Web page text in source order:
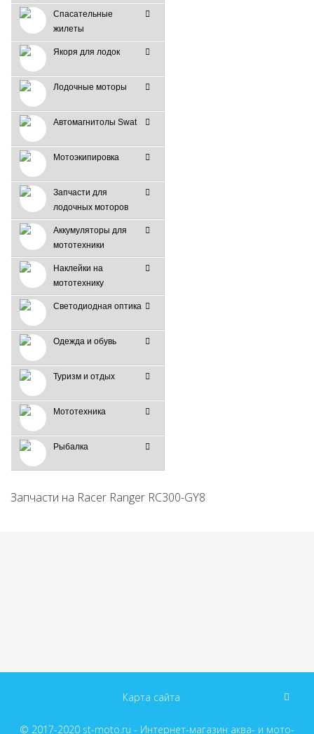
Спасательные
жилеты
Якоря для лодок
Лодочные моторы
Автомагнитолы Swat
Мотоэкипировка
Запчасти для
лодочных моторов
Аккумуляторы для
мототехники
Наклейки на
мототехнику
Светодиодная оптика
Одежда и обувь
Туризм и отдых
Мототехника
Рыбалка
Запчасти на Racer Ranger RC300-GY8
Карта сайта
© 2017-2020 st-moto.ru - Интернет-магазин аква- и мото-